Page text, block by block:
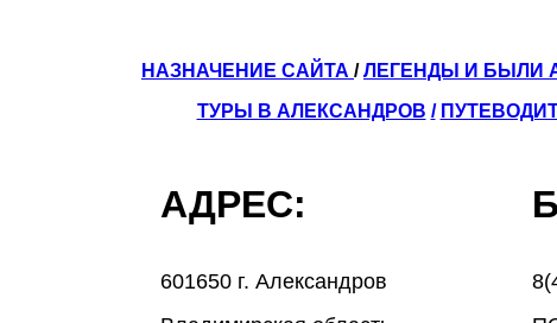
НАЗНАЧЕНИЕ САЙТА /ЛЕГЕНДЫ И БЫЛИ
ТУРЫ В АЛЕКСАНДРОВ /
АДРЕС:
601650 г. Александров